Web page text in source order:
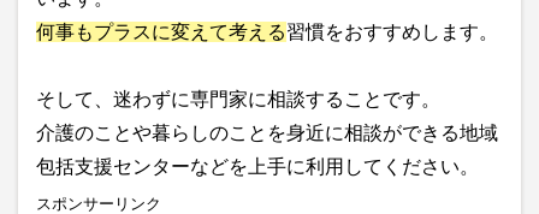
何事もプラスに変えて考える習慣をおすすめします。
そして、迷わずに専門家に相談することです。
介護のことや暮らしのことを身近に相談ができる地域
包括支援センターなどを上手に利用してください。
スポンサーリンク